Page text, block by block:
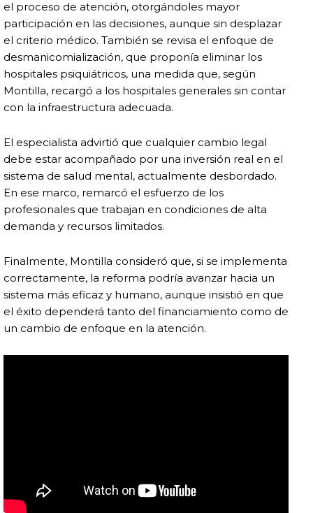
el proceso de atención, otorgándoles mayor
participación en las decisiones, aunque sin desplazar
el criterio médico. También se revisa el enfoque de
desmanicomialización, que proponía eliminar los
hospitales psiquiátricos, una medida que, según
Montilla, recargó a los hospitales generales sin contar
con la infraestructura adecuada.
El especialista advirtió que cualquier cambio legal
debe estar acompañado por una inversión real en el
sistema de salud mental, actualmente desbordado.
En ese marco, remarcó el esfuerzo de los
profesionales que trabajan en condiciones de alta
demanda y recursos limitados.
Finalmente, Montilla consideró que, si se implementa
correctamente, la reforma podría avanzar hacia un
sistema más eficaz y humano, aunque insistió en que
el éxito dependerá tanto del financiamiento como de
un cambio de enfoque en la atención.